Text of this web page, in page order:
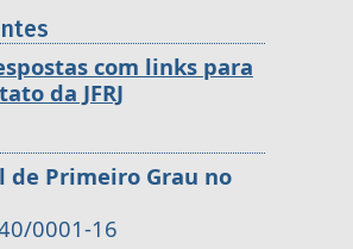
com links para
da JFRJ
de Primeiro Grau no
0001-16